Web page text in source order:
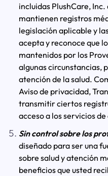
incluidas PlushCare,
mantienen registros
legislación aplicable y
acepta y reconoce que
mantenidos por los
algunas circunstancias,
atención de la salud.
Aviso de privacidad,
transmitir ciertos
acceso a los servicios
Sin control sobre los
diseñado para ser una
sobre salud y atención
beneficios que usted